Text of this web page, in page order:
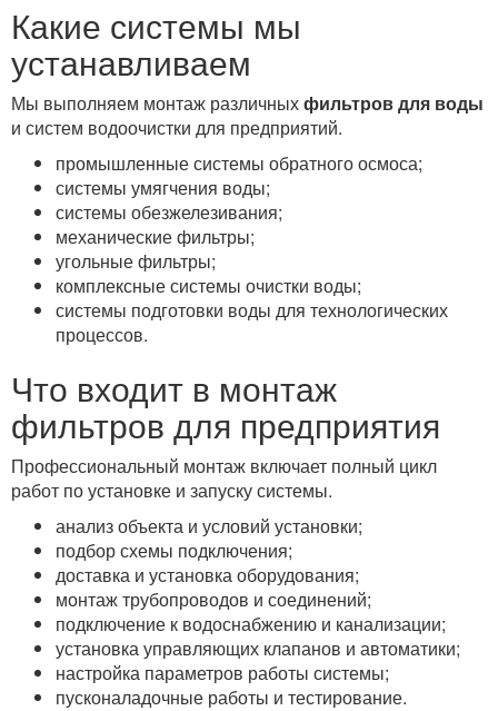
Какие системы мы
устанавливаем
Мы выполняем монтаж различныхфильтров для воды
и систем водоочистки для предприятий.
промышленные системы обратного осмоса;
системы умягчения воды;
системы обезжелезивания;
механические фильтры;
угольные фильтры;
комплексные системы очистки воды;
системы подготовки воды для технологических
процессов.
Что входит в монтаж
фильтров для предприятия
Профессиональный монтаж включает полный цикл
работ по установке и запуску системы.
анализ объекта и условий установки;
подбор схемы подключения;
доставка и установка оборудования;
монтаж трубопроводов и соединений;
подключение к водоснабжению и канализации;
установка управляющих клапанов и автоматики;
настройка параметров работы системы;
пусконаладочные работы и тестирование.